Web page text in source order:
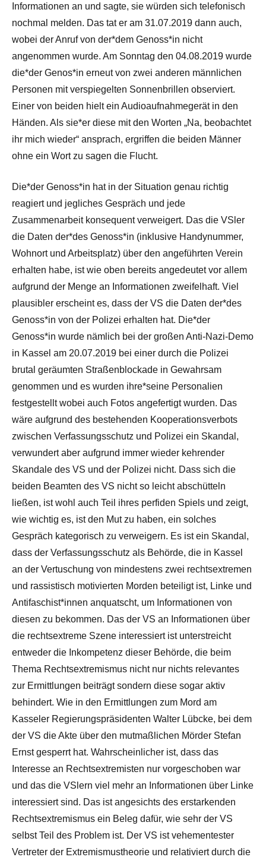
Informationen an und sagte, sie würden sich telefonisch
nochmal melden. Das tat er am 31.07.2019 dann auch,
wobei der Anruf von der*dem Genoss*in nicht
angenommen wurde. Am Sonntag den 04.08.2019 wurde
die*der Genos*in erneut von zwei anderen männlichen
Personen mit verspiegelten Sonnenbrillen observiert.
Einer von beiden hielt ein Audioaufnahmegerät in den
Händen. Als sie*er diese mit den Worten „Na, beobachtet
ihr mich wieder“ ansprach, ergriffen die beiden Männer
ohne ein Wort zu sagen die Flucht.
Die*der Genoss*in hat in der Situation genau richtig
reagiert und jegliches Gespräch und jede
Zusammenarbeit konsequent verweigert. Das die VSler
die Daten der*des Genoss*in (inklusive Handynummer,
Wohnort und Arbeitsplatz) über den angeführten Verein
erhalten habe, ist wie oben bereits angedeutet vor allem
aufgrund der Menge an Informationen zweifelhaft. Viel
plausibler erscheint es, dass der VS die Daten der*des
Genoss*in von der Polizei erhalten hat. Die*der
Genoss*in wurde nämlich bei der großen Anti-Nazi-Demo
in Kassel am 20.07.2019 bei einer durch die Polizei
brutal geräumten Straßenblockade in Gewahrsam
genommen und es wurden ihre*seine Personalien
festgestellt wobei auch Fotos angefertigt wurden. Das
wäre aufgrund des bestehenden Kooperationsverbots
zwischen Verfassungsschutz und Polizei ein Skandal,
verwundert aber aufgrund immer wieder kehrender
Skandale des VS und der Polizei nicht. Dass sich die
beiden Beamten des VS nicht so leicht abschütteln
ließen, ist wohl auch Teil ihres perfiden Spiels und zeigt,
wie wichtig es, ist den Mut zu haben, ein solches
Gespräch kategorisch zu verweigern. Es ist ein Skandal,
dass der Verfassungsschutz als Behörde, die in Kassel
an der Vertuschung von mindestens zwei rechtsextremen
und rassistisch motivierten Morden beteiligt ist, Linke und
Antifaschist*innen anquatscht, um Informationen von
diesen zu bekommen. Das der VS an Informationen über
die rechtsextreme Szene interessiert ist unterstreicht
entweder die Inkompetenz dieser Behörde, die beim
Thema Rechtsextremismus nicht nur nichts relevantes
zur Ermittlungen beiträgt sondern diese sogar aktiv
behindert. Wie in den Ermittlungen zum Mord am
Kasseler Regierungspräsidenten Walter Lübcke, bei dem
der VS die Akte über den mutmaßlichen Mörder Stefan
Ernst gesperrt hat. Wahrscheinlicher ist, dass das
Interesse an Rechtsextremisten nur vorgeschoben war
und das die VSlern viel mehr an Informationen über Linke
interessiert sind. Das ist angesichts des erstarkenden
Rechtsextremismus ein Beleg dafür, wie sehr der VS
selbst Teil des Problem ist. Der VS ist vehementester
Vertreter der Extremismustheorie und relativiert durch die